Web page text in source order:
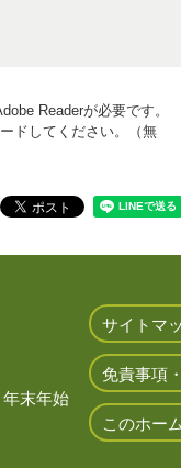
Readerが必要です。
ドしてください。（無
末年始
サイトマ
免責事項
このホー